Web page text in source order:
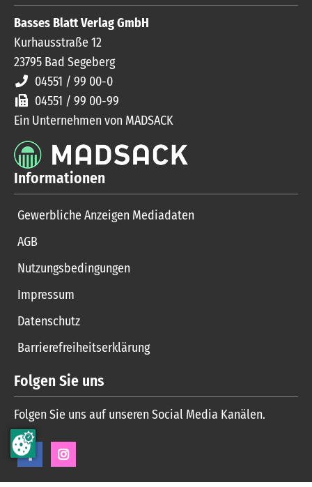
Basses Blatt Verlag GmbH
Kurhausstraße 12
23795 Bad Segeberg
04551 / 99 00-0
04551 / 99 00-99
Ein Unternehmen von MADSACK
Informationen
Gewerbliche Anzeigen Mediadaten
AGB
Nutzungsbedingungen
Impressum
Datenschutz
Barrierefreiheitserklärung
Folgen Sie uns
Folgen Sie uns auf unseren Social Media Kanälen.